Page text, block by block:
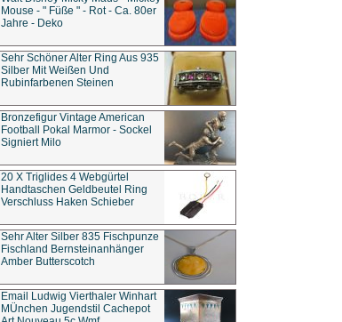
Mouse - " Füße " - Rot - Ca. 80er
Jahre - Deko
Sehr Schöner Alter Ring Aus 935
Silber Mit Weißen Und
Rubinfarbenen Steinen
Bronzefigur Vintage American
Football Pokal Marmor - Sockel
Signiert Milo
20 X Triglides 4 Webgürtel
Handtaschen Geldbeutel Ring
Verschluss Haken Schieber
Sehr Alter Silber 835 Fischpunze
Fischland Bernsteinanhänger
Amber Butterscotch
Email Ludwig Vierthaler Winhart
MÜnchen Jugendstil Cachepot